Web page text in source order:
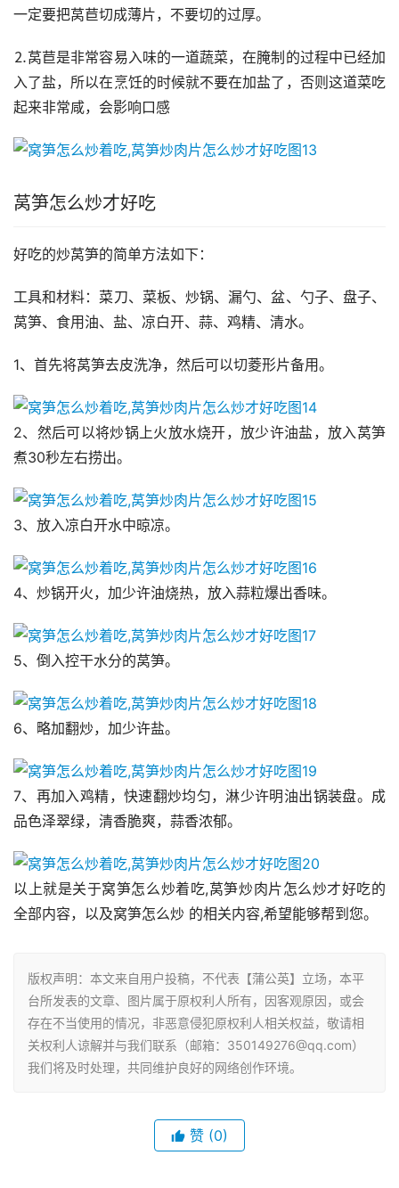
一定要把莴苣切成薄片，不要切的过厚。
⒉莴苣是非常容易入味的一道蔬菜，在腌制的过程中已经加
入了盐，所以在烹饪的时候就不要在加盐了，否则这道菜吃
起来非常咸，会影响口感
莴笋怎么炒才好吃
好吃的炒莴笋的简单方法如下：
工具和材料：菜刀、菜板、炒锅、漏勺、盆、勺子、盘子、
莴笋、食用油、盐、凉白开、蒜、鸡精、清水。
1、首先将莴笋去皮洗净，然后可以切菱形片备用。
2、然后可以将炒锅上火放水烧开，放少许油盐，放入莴笋
煮30秒左右捞出。
3、放入凉白开水中晾凉。
4、炒锅开火，加少许油烧热，放入蒜粒爆出香味。
5、倒入控干水分的莴笋。
6、略加翻炒，加少许盐。
7、再加入鸡精，快速翻炒均匀，淋少许明油出锅装盘。成
品色泽翠绿，清香脆爽，蒜香浓郁。
以上就是关于窝笋怎么炒着吃,莴笋炒肉片怎么炒才好吃的
全部内容，以及窝笋怎么炒 的相关内容,希望能够帮到您。
版权声明：本文来自用户投稿，不代表【蒲公英】立场，本平
台所发表的文章、图片属于原权利人所有，因客观原因，或会
存在不当使用的情况，非恶意侵犯原权利人相关权益，敬请相
关权利人谅解并与我们联系（邮箱：350149276@qq.com）
我们将及时处理，共同维护良好的网络创作环境。
赞 (0)